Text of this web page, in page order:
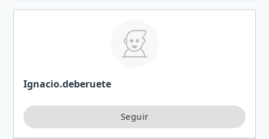
Ignacio.deberuete